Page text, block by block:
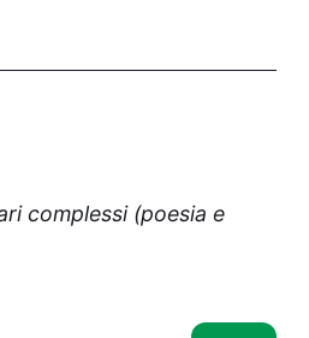
complessi (poesia e